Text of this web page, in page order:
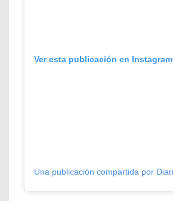
Ver esta publicación en Instagram